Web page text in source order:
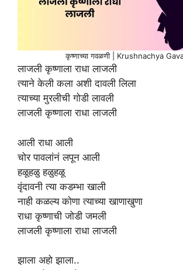
कृष्णाच्या गवळणी | Krushnachya
लाजली कृष्णाला राधा लाजली
त्याने केली कला अशी दावली लिला
त्याच्या मुरलीची गोडी लावली
लाजली कृष्णाला राधा लाजली
आली राधा आली
चोर पावलांनं लपून आली
हळूहळु हळुहळू
वृंदावनी त्या कडम्भा खाली
नाही कळल्य कोणा त्याच्या खाणाखुणा
राधा कृष्णाची जोडी जमली
लाजली कृष्णाला राधा लाजली
झाला अहो झाला..